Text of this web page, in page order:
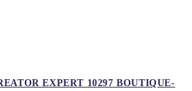
EXPERT 10297 BOUTIQUE-